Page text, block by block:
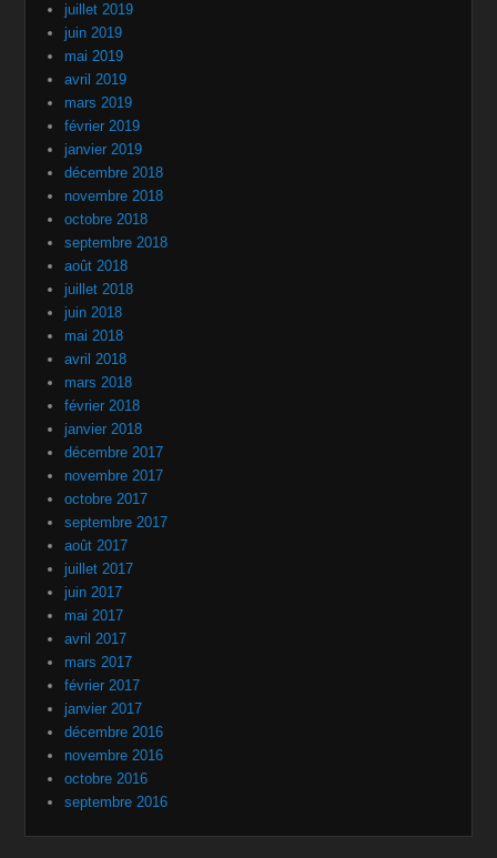
juillet 2019
juin 2019
mai 2019
avril 2019
mars 2019
février 2019
janvier 2019
décembre 2018
novembre 2018
octobre 2018
septembre 2018
août 2018
juillet 2018
juin 2018
mai 2018
avril 2018
mars 2018
février 2018
janvier 2018
décembre 2017
novembre 2017
octobre 2017
septembre 2017
août 2017
juillet 2017
juin 2017
mai 2017
avril 2017
mars 2017
février 2017
janvier 2017
décembre 2016
novembre 2016
octobre 2016
septembre 2016